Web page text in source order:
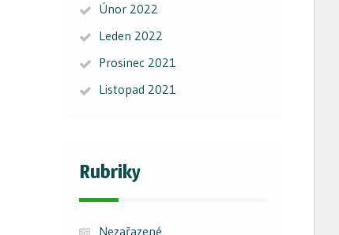
Únor 2022
Leden 2022
Prosinec 2021
Listopad 2021
Rubriky
Nezařazené